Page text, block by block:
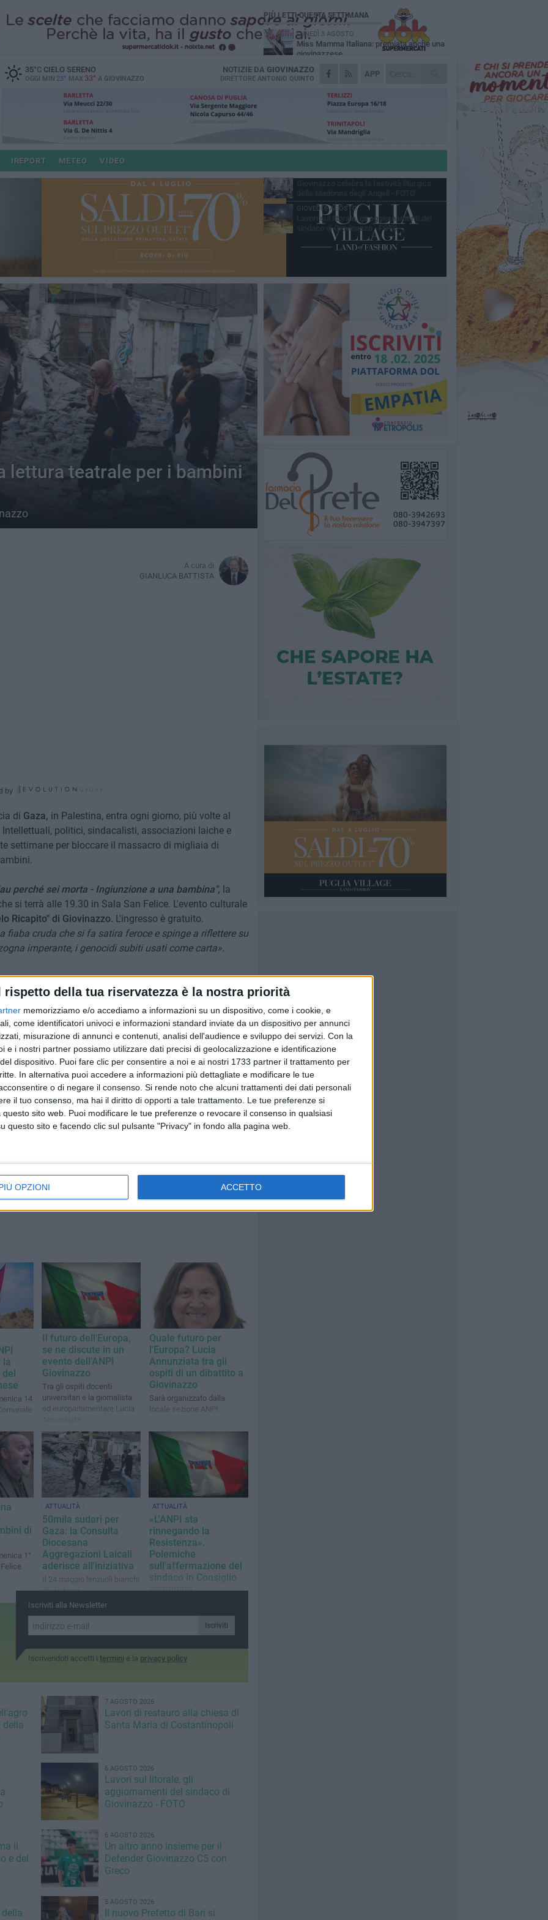
rispetto della tua riservatezza è la nostra priorità
memorizziamo e/o accediamo a informazioni su un dispositivo, come i cookie, e
come identificatori univoci e informazioni standard inviate da un dispositivo per annunci
misurazione di annunci e contenuti, analisi dell'audience e sviluppo dei servizi. Con la
e i nostri partner possiamo utilizzare dati precisi di geolocalizzazione e identificazione
dispositivo. Puoi fare clic per consentire a noi e ai nostri 1733 partner il trattamento per
In alternativa puoi accedere a informazioni più dettagliate e modificare le tue
o di negare il consenso. Si rende noto che alcuni trattamenti dei dati personali
il tuo consenso, ma hai il diritto di opporti a tale trattamento. Le tue preferenze si
sito web. Puoi modificare le tue preferenze o revocare il consenso in qualsiasi
questo sito e facendo clic sul pulsante "Privacy" in fondo alla pagina web.
OPZIONI ACCETTO
35°CCIELO SERENO
OGGI MIN 23° MAX 33° A GIOVINAZZO
APP
NOTIZIE DA GIOVINAZZO
DIRETTORE ANTONIO QUINTO
IREPORT METEO VIDEO
lettura teatrale per i bambini
A cura di
GIANLUCA BATTISTA
by
di Gaza, in Palestina, entra ogni giorno, più volte al
politici, sindacalisti, associazioni laiche e
settimane per bloccare il massacro di migliaia di
perché sei morta - Ingiunzione a una bambina", la
si terrà alle 19.30 in Sala San Felice. L'evento culturale
Ricapito" di Giovinazzo. L'ingresso è gratuito.
fiaba cruda che si fa satira feroce e spinge a riflettere su
imperante, i genocidi subiti usati come carta».
e regista attivo dagli anni '90, coniuga da sempre
A partire dal 2000 inventa il Teatro Stabile di Strada
di contaminare il sistema teatrale - e fonda la
Lo stagno di Goethe.
anni
A Giovinazzo c'è il Concerto
all'Alba
la
14
Il futuro dell'Europa,
se ne discute in un
evento dell'ANPI
Giovinazzo
Tra gli ospiti docenti
universitari e la giornalista
ed europarlamentare Lucia
Quale futuro per
l'Europa? Lucia
Annunziata tra gli
ospiti di un dibattito a
Giovinazzo
Sarà organizzato dalla
locale sezione ANPI
di
1°
ATTUALITÀ
50mila sudari per
Gaza: la Consulta
Diocesana
Aggregazioni Laicali
aderisce all'iniziativa
Il 24 maggio lenzuoli bianchi
dai balconi
ATTUALITÀ
«L'ANPI sta
rinnegando la
Resistenza».
Polemiche
sull'affermazione del
sindaco in Consiglio
comunale
è una lettera aperta al primo
Iscriviti alla Newsletter
Iscriviti
Iscrivendoti accetti i termini e la privacy policy
della
7 AGOSTO 2026
Lavori di restauro alla chiesa di
Santa Maria di Costantinopoli
6 AGOSTO 2026
Lavori sul litorale, gli
aggiornamenti del sindaco di
Giovinazzo - FOTO
il
e del
6 AGOSTO 2026
Un altro anno insieme per il
Defender Giovinazzo C5 con
Greco
5 AGOSTO 2026
Il nuovo Prefetto di Bari si
PIÙ LETTI QUESTA SETTIMANA
LUNEDÌ 3 AGOSTO
Miss Mamma Italiana: premiata anche una
giovinazzese
MARTEDÌ 4 AGOSTO
Liquidi oleosi sul litorale di Giovinazzo,
MERCOLEDÌ 5 AGOSTO
l'assessora Ciliento prova a spegnere le
«Giovinazzo, a che punto siamo?»:
MARTEDÌ 4 AGOSTO
GIOVEDÌ 6 AGOSTO
Lavori sul litorale, gli aggiornamenti del
sindaco di Giovinazzo - FOTO